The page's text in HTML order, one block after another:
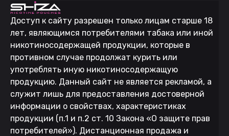
Доступ к сайту разрешен только лицам старше 18
лет, являющимся потребителями табака или иной
никотиносодержащей продукции, которые в
противном случае продолжат курить или
употреблять иную никотиносодержащую
продукцию. Данный сайт не является рекламой, а
служит лишь для предоставления достоверной
информации о свойствах, характеристиках
продукции (п.1 и п.2 ст. 10 Закона «О защите прав
потребителей»). Дистанционная продажа и